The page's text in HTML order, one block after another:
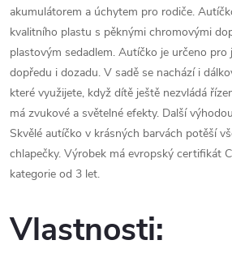
akumulátorem a úchytem pro rodiče.
kvalitního plastu s pěknými chromovými
plastovým sedadlem. Autíčko je určeno
dopředu i dozadu. V sadě se nachází i
které využijete, když dítě ještě nezvládá
má zvukové a světelné efekty. Další
Skvělé autíčko v krásných barvách potěší
chlapečky. Výrobek má evropský certifikát
kategorie od 3 let.
Vlastnosti: